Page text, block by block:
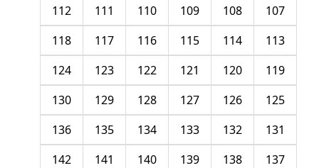
107
108
109
110
111
112
113
114
115
116
117
118
119
120
121
122
123
124
125
126
127
128
129
130
131
132
133
134
135
136
137
138
139
140
141
142